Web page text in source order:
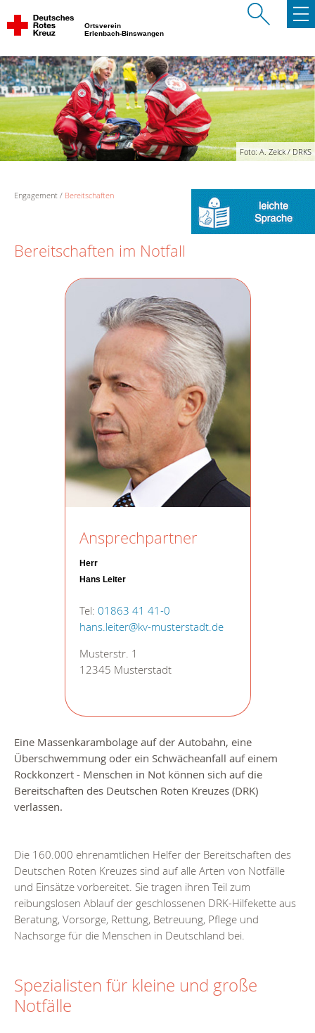
Ortsverein
Erlenbach-Binswangen
Foto: A. Zelck / DRKS
Engagement Bereitschaften
Bereitschaften im Notfall
Ansprechpartner
Herr
Hans Leiter
Tel: 01863 41 41-0
hans.leiter@kv-musterstadt.de
Musterstr. 1
12345 Musterstadt
Eine Massenkarambolage auf der Autobahn, eine
Überschwemmung oder ein Schwächeanfall auf einem
Rockkonzert - Menschen in Not können sich auf die
Bereitschaften des Deutschen Roten Kreuzes (DRK)
verlassen.
Die 160.000 ehrenamtlichen Helfer der Bereitschaften des
Deutschen Roten Kreuzes sind auf alle Arten von Notfälle
und Einsätze vorbereitet. Sie tragen ihren Teil zum
reibungslosen Ablauf der geschlossenen DRK-Hilfekette aus
Beratung, Vorsorge, Rettung, Betreuung, Pflege und
Nachsorge für die Menschen in Deutschland bei.
Spezialisten für kleine und große
Notfälle